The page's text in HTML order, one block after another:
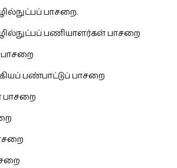
பாசறை.
பணியாளர்கள் பாசறை
பாசறை
பண்பாட்டுப் பாசறை
பாசறை